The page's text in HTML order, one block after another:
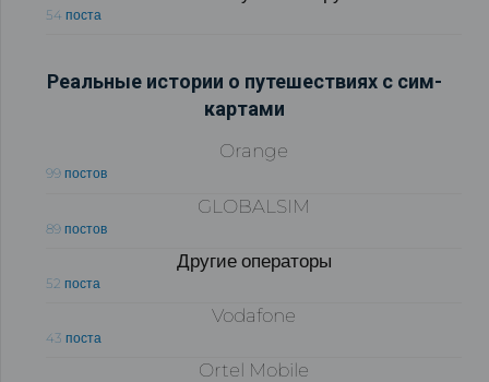
54 поста
Реальные истории о путешествиях с сим-
картами
Orange
99 постов
GLOBALSIM
89 постов
Другие операторы
52 поста
Vodafone
43 поста
Ortel Mobile